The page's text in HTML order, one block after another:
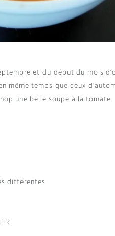
et du début du mois
même temps que ceux
une belle soupe à la tomate.
différentes